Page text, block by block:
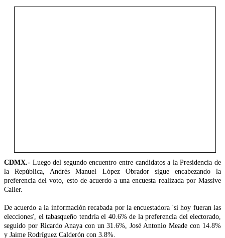
CDMX.- Luego del segundo encuentro entre candidatos a la Presidencia de
la República, Andrés Manuel López Obrador sigue encabezando la
preferencia del voto, esto de acuerdo a una encuesta realizada por Massive
Caller.
De acuerdo a la información recabada por la encuestadora 'si hoy fueran las
elecciones', el tabasqueño tendría el 40.6% de la preferencia del electorado,
seguido por Ricardo Anaya con un 31.6%, José Antonio Meade con 14.8%
y Jaime Rodríguez Calderón con 3.8%.